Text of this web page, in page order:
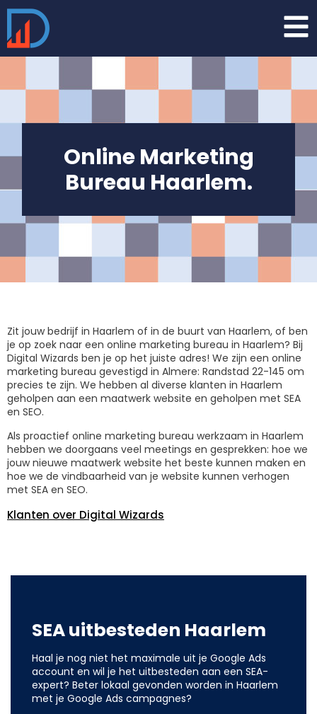
Online Marketing
Bureau Haarlem.
Zit jouw bedrijf in Haarlem of in de buurt van Haarlem, of ben
je op zoek naar een online marketing bureau in Haarlem? Bij
Digital Wizards ben je op het juiste adres! We zijn een online
marketing bureau gevestigd in Almere: Randstad 22-145 om
precies te zijn. We hebben al diverse klanten in Haarlem
geholpen aan een maatwerk website en geholpen met SEA
en SEO.
Als proactief online marketing bureau werkzaam in Haarlem
hebben we doorgaans veel meetings en gesprekken: hoe we
jouw nieuwe maatwerk website het beste kunnen maken en
hoe we de vindbaarheid van je website kunnen verhogen
met SEA en SEO.
Klanten over Digital Wizards
SEA uitbesteden Haarlem
Haal je nog niet het maximale uit je Google Ads
account en wil je het uitbesteden aan een SEA-
expert? Beter lokaal gevonden worden in Haarlem
met je Google Ads campagnes?